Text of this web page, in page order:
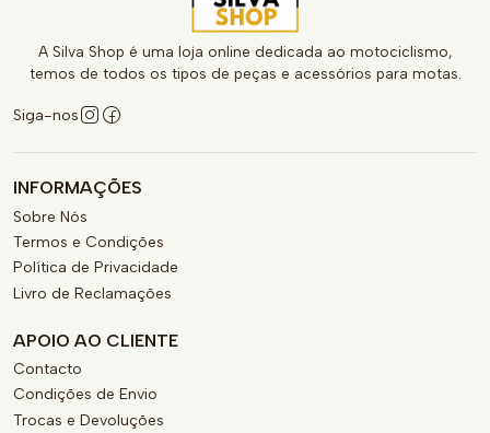
A Silva Shop é uma loja online dedicada ao motociclismo,
temos de todos os tipos de peças e acessórios para motas.
Siga-nos
INFORMAÇÕES
Sobre Nós
Termos e Condições
Política de Privacidade
Livro de Reclamações
APOIO AO CLIENTE
Contacto
Condições de Envio
Trocas e Devoluções